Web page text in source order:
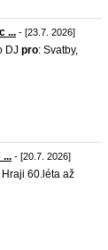
... - [23.7. 2026]
DJ pro: Svatby,
... - [20.7. 2026]
60.léta až